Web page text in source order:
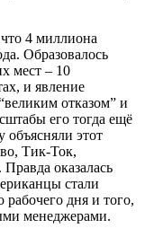
4 миллиона
Образовалось
мест – 10
и явление
отказом” и
его тогда ещё
этот
Тик-Ток,
оказалась
стали
рабочего дня и того,
менеджерами.